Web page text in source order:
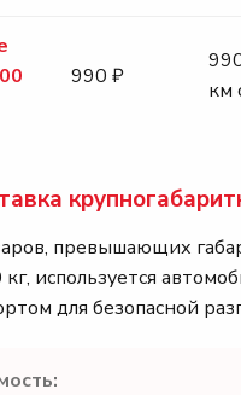
990 ₽
км
превышающих
используется
для безопасной